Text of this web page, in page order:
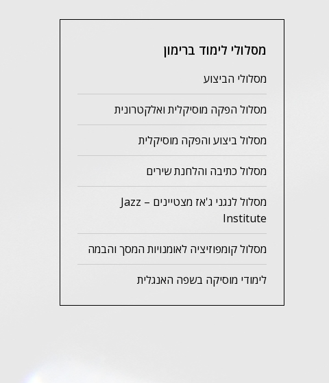
מסלולי לימוד ברימון
מסלולי הביצוע
מסלול הפקה מוסיקלית ואלקטרונית
מסלול ביצוע והפקה מוסיקלית
מסלול כתיבה והלחנת שירים
מסלול לנגני ג'אז מצטיינים – Jazz
Institute
מסלול קומפוזיציה לאומנויות המסך והבמה
לימודי מוסיקה בשפה האנגלית